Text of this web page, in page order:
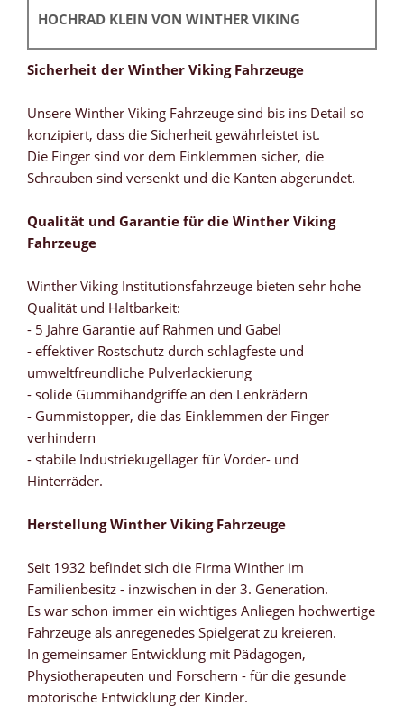
HOCHRAD KLEIN VON WINTHER VIKING
Sicherheit der Winther Viking Fahrzeuge
Unsere Winther Viking Fahrzeuge sind bis ins Detail so
konzipiert, dass die Sicherheit gewährleistet ist.
Die Finger sind vor dem Einklemmen sicher, die
Schrauben sind versenkt und die Kanten abgerundet.
Qualität und Garantie für die Winther Viking
Fahrzeuge
Winther Viking Institutionsfahrzeuge bieten sehr hohe
Qualität und Haltbarkeit:
- 5 Jahre Garantie auf Rahmen und Gabel
- effektiver Rostschutz durch schlagfeste und
umweltfreundliche Pulverlackierung
- solide Gummihandgriffe an den Lenkrädern
- Gummistopper, die das Einklemmen der Finger
verhindern
- stabile Industriekugellager für Vorder- und
Hinterräder.
Herstellung Winther Viking Fahrzeuge
Seit 1932 befindet sich die Firma Winther im
Familienbesitz - inzwischen in der 3. Generation.
Es war schon immer ein wichtiges Anliegen hochwertige
Fahrzeuge als anregenedes Spielgerät zu kreieren.
In gemeinsamer Entwicklung mit Pädagogen,
Physiotherapeuten und Forschern - für die gesunde
motorische Entwicklung der Kinder.